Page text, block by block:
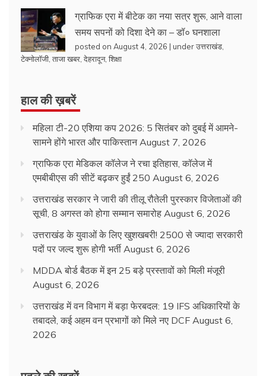
ग्राफिक एरा में बीटेक का नया सत्र शुरू, आने वाला
समय सपनों को दिशा देने का – डॉ० घनशाला
posted on August 4, 2026 | underउत्तराखंड
टेक्नोलॉजी ताजा खबर देहरादून, शिक्षा
हाल की ख़बरें
महिला टी-20 एशिया कप 2026: 5 सितंबर को दुबई में आमने-
सामने होंगे भारत और पाकिस्तान August 7, 2026
ग्राफिक एरा मेडिकल कॉलेज ने रचा इतिहास, कॉलेज में
एमबीबीएस की सीटें बढ़कर हुईं 250 August 6, 2026
उत्तराखंड सरकार ने जारी की तीलू रौतेली पुरस्कार विजेताओं की
सूची, 8 अगस्त को होगा सम्मान समारोह August 6, 2026
उत्तराखंड के युवाओं के लिए खुशखबरी! 2500 से ज्यादा सरकारी
पदों पर जल्द शुरू होगी भर्ती August 6, 2026
MDDA बोर्ड बैठक में इन 25 बड़े प्रस्तावों को मिली मंजूरी
August 6, 2026
उत्तराखंड में वन विभाग में बड़ा फेरबदल: 19 IFS अधिकारियों के
तबादले, कई अहम वन प्रभागों को मिले नए DCF August 6,
2026